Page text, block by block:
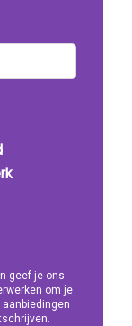
geef je ons
om je